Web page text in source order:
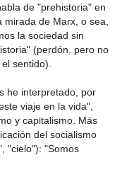
de "prehistoria" en
mirada de Marx, o sea,
la sociedad sin
(perdón, pero no
sentido).
he interpretado, por
viaje en la vida",
y capitalismo. Más
del socialismo
"cielo"): "Somos